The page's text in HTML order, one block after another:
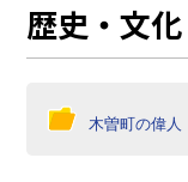
歴史・文化
木曽町の偉人